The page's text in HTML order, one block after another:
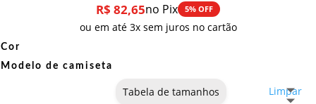
R$ 82,65no Pix 5% OFF
ou em até 3x sem juros no cartão
Cor
Modelo de camiseta
Limpar
Tabela de tamanhos